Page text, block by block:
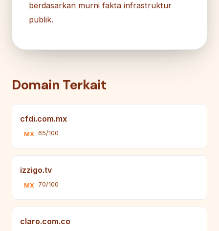
berdasarkan murni fakta infrastruktur
publik.
Domain Terkait
cfdi.com.mx
MX 65/100
izzigo.tv
MX 70/100
claro.com.co